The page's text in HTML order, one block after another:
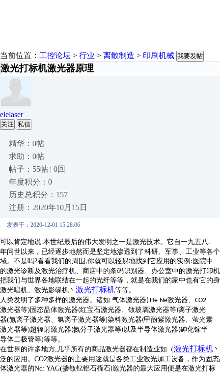
当前位置： 工控论坛 > 行业 > 离散制造 > 印刷机械 我要发帖
激光打标机激光器原理
elelaser
关注 私信
精华：0帖
求助：0帖
帖子：55帖 | 0回
年度积分：0
历史总积分：157
注册：2020年10月15日
发表于：2020-12-01 15:28:06
可以肯定地说:本世纪最后的伟大发明之一是激光技术。它自一九五八 .
年问世以来，已经逐步地然而是坚定地渗透到了科研、军事、工业等各
域。不是吗?看看我们的周围 ,你就可以轻易地找到它应用的实例 : 医院中
的激光诊断及激光治疗机、商店中的条码识别器、办公室中的激光打印
把我们与世界各地联结在一起的光纤等等，就是在我们的家中也有它的
激光唱机、激光影碟机 丶 激光打标机等等。
人类发明了多种多样的激光器。诸如:气体激光器( He-Ne激光器、 CO2
激光器等) 固态晶体激光器(红宝石激光器、钕玻璃激光器等)离子激光
器(氪离子激光器、氩离子激光器等)染料激光器(甲酚紫激光器、萤光素
激光器等)超辐射激光器(氮分子激光器等)以及半导体激光器(砷化镓半
导体二极管等)等等。
在世界的许多地方, 几乎所有的商品激光器都在制造业如（激光打标机
泛的应用。 CO2激光器的主要用途就是各类工业激光加工设备，作为固
体激光器的Nd: YAG(掺钕钇铝石榴石)激光器的最大应用便是在激光打标